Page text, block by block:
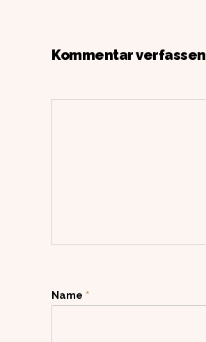
Kommentar verfassen
Name *